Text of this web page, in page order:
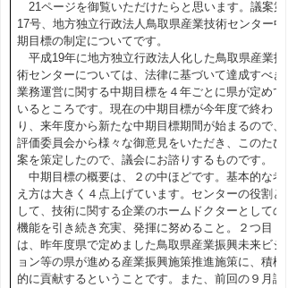
21ページを御覧いただけたらと思います。議案第
17号、地方独立行政法人鳥取県産業技術センター中
期目標の制定についてです。
平成19年に地方独立行政法人化した鳥取県産業技
術センターについては、法律に基づいて達成すべき
業務運営に関する中期目標を４年ごとに県が定めて
いるところです。現在の中期目標が今年度で終わ
り、来年度から新たな中期目標期間が始まるので、
評価委員会から様々な御意見をいただき、このたび
案を策定したので、議会にお諮りするものです。
中期目標の概要は、２の中ほどです。基本的な考
え方は大きく４点上げています。センターの役割と
して、技術に関する企業のホームドクターとしての
機能を引き続き充実、発揮に努めること。２つ目
は、昨年度県で定めました鳥取県産業振興未来ビジ
ョン等の県が進める産業振興施策推進施策に、積極
的に貢献するということです。また、前回の９月議